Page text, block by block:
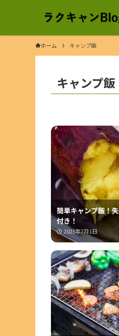
ホーム キャンプ飯
キャンプ飯
簡単キャンプ飯！
付き！
2025年7月1日